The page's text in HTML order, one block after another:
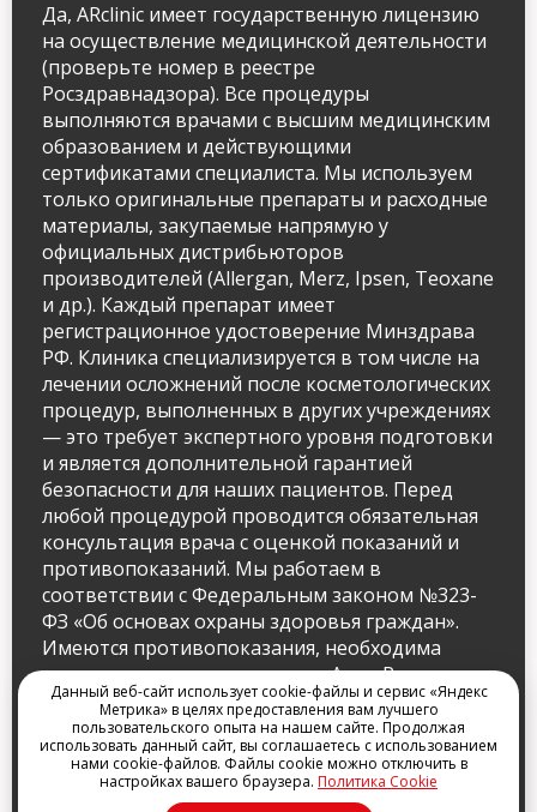
Да, ARclinic имеет государственную лицензию
на осуществление медицинской деятельности
(проверьте номер в реестре
Росздравнадзора). Все процедуры
выполняются врачами с высшим медицинским
образованием и действующими
сертификатами специалиста. Мы используем
только оригинальные препараты и расходные
материалы, закупаемые напрямую у
официальных дистрибьюторов
производителей (Allergan, Merz, Ipsen, Teoxane
и др.). Каждый препарат имеет
регистрационное удостоверение Минздрава
РФ. Клиника специализируется в том числе на
лечении осложнений после косметологических
процедур, выполненных в других учреждениях
— это требует экспертного уровня подготовки
и является дополнительной гарантией
безопасности для наших пациентов. Перед
любой процедурой проводится обязательная
консультация врача с оценкой показаний и
противопоказаний. Мы работаем в
соответствии с Федеральным законом №323-
ФЗ «Об основах охраны здоровья граждан».
Имеются противопоказания, необходима
консультация специалиста. — Анна Резник,
к.м.н., главный врач ARclinic.
Информация актуальна на июнь 2025.Имеются
противопоказания. Необходима консультация специалиста.
Лицензия на осуществление медицинской деятельности.
Данный веб-сайт использует cookie-файлы и сервис «Яндекс
Метрика» в целях предоставления вам лучшего
пользовательского опыта на нашем сайте. Продолжая
использовать данный сайт, вы соглашаетесь с использованием
нами cookie-файлов. Файлы cookie можно отключить в
настройках вашего браузера. Политика Cookie